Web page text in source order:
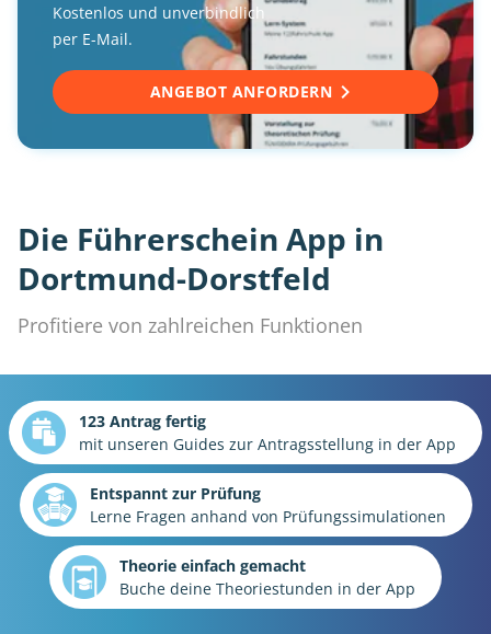
Kostenlos und unverbindlich
per E-Mail.
ANGEBOT ANFORDERN
Die Führerschein App in
Dortmund-Dorstfeld
Profitiere von zahlreichen Funktionen
123 Antrag fertig
mit unseren Guides zur Antragsstellung in der App
Entspannt zur Prüfung
Lerne Fragen anhand von Prüfungssimulationen
Theorie einfach gemacht
Buche deine Theoriestunden in der App